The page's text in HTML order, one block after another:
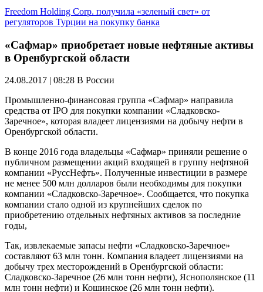
Freedom Holding Corp. получила «зеленый свет» от
регуляторов Турции на покупку банка
«Сафмар» приобретает новые нефтяные активы
в Оренбургской области
24.08.2017 | 08:28 В России
Промышленно-финансовая группа «Сафмар» направила
средства от IPO для покупки компании «Сладковско-
Заречное», которая владеет лицензиями на добычу нефти в
Оренбургской области.
В конце 2016 года владельцы «Сафмар» приняли решение о
публичном размещении акций входящей в группу нефтяной
компании «РуссНефть». Полученные инвестиции в размере
не менее 500 млн долларов были необходимы для покупки
компании «Сладковско-Заречное». Сообщается, что покупка
компании стало одной из крупнейших сделок по
приобретению отдельных нефтяных активов за последние
годы,
Так, извлекаемые запасы нефти «Сладковско-Заречное»
составляют 63 млн тонн. Компания владеет лицензиями на
добычу трех месторождений в Оренбургской области:
Сладковско-Заречное (26 млн тонн нефти), Яснополянское (11
млн тонн нефти) и Кошинское (26 млн тонн нефти).